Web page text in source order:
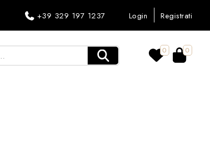
+39 329 197 1237 Login Registrati
0 0